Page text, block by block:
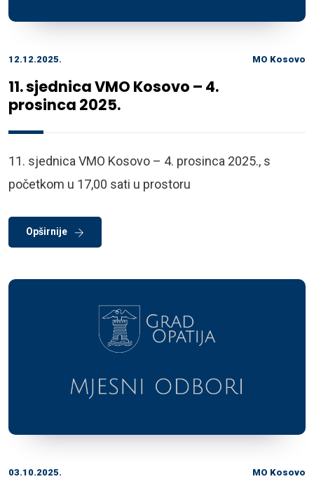
12.12.2025. MO Kosovo
11. sjednica VMO Kosovo – 4.
prosinca 2025.
11. sjednica VMO Kosovo – 4. prosinca 2025., s
početkom u 17,00 sati u prostoru
Opširnije
03.10.2025. MO Kosovo